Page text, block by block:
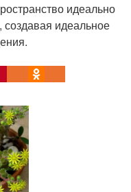
идеально
создавая идеальное